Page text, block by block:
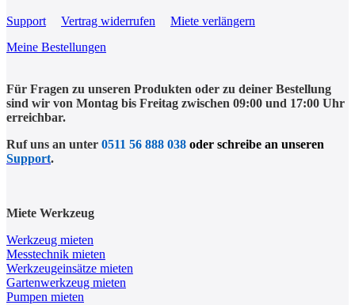
Support Vertrag widerrufen
Miete verlängern
Meine Bestellungen
Für Fragen zu unseren Produkten oder zu deiner Bestellung
sind wir von Montag bis Freitag zwischen 09:00 und 17:00 Uhr
erreichbar.
Ruf uns an unter 0511 56 888 038 oder schreibe an unseren
Support.
Miete Werkzeug
Werkzeug mieten
Messtechnik mieten
Werkzeugeinsätze mieten
Gartenwerkzeug mieten
Pumpen mieten